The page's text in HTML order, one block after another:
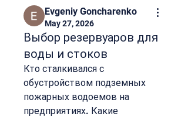
Evgeniy Goncharenko
May 27, 2026
Выбор резервуаров для
воды и стоков
Кто сталкивался с
обустройством подземных
пожарных водоемов на
предприятиях. Какие